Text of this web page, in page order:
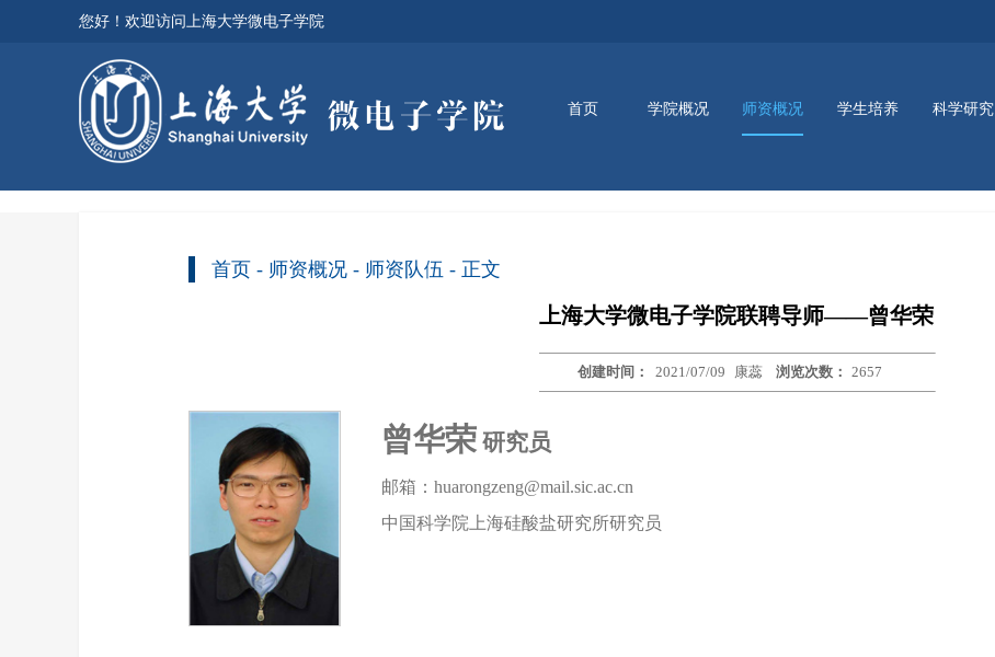
您好！欢迎访问上海大学微电子学院
首页 学院概况 师资概况 学生培养 科学研究
首页 - 师资概况 - 师资队伍 - 正文
上海大学微电子学院联聘导师——曾华荣
创建时间： 2021/07/09 康蕊 浏览次数： 2657
曾华荣 研究员
邮箱：huarongzeng@mail.sic.ac.cn
中国科学院上海硅酸盐研究所研究员